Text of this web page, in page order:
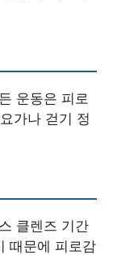
운동은 피로
가나 걷기 정
클렌즈 기간
때문에 피로감